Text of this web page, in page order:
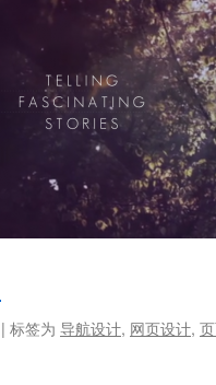
| 标签为 导航设计, 网页设计,